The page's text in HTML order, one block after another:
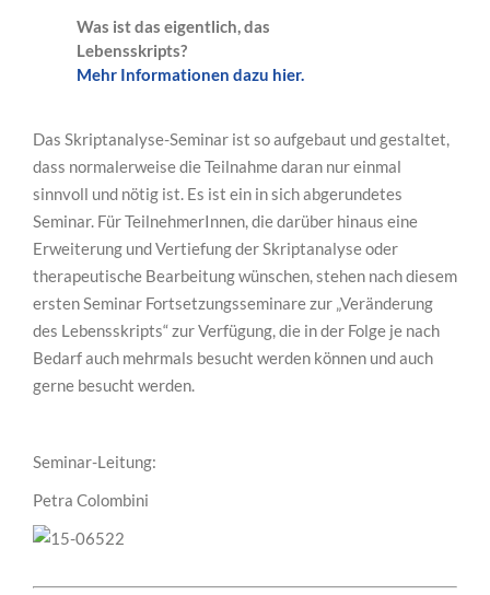
Was ist das eigentlich, das
Lebensskripts?
Mehr Informationen dazu hier.
Das Skriptanalyse-Seminar ist so aufgebaut und gestaltet,
dass normalerweise die Teilnahme daran nur einmal
sinnvoll und nötig ist. Es ist ein in sich abgerundetes
Seminar. Für TeilnehmerInnen, die darüber hinaus eine
Erweiterung und Vertiefung der Skriptanalyse oder
therapeutische Bearbeitung wünschen, stehen nach diesem
ersten Seminar Fortsetzungsseminare zur „Veränderung
des Lebensskripts“ zur Verfügung, die in der Folge je nach
Bedarf auch mehrmals besucht werden können und auch
gerne besucht werden.
Seminar-Leitung:
Petra Colombini